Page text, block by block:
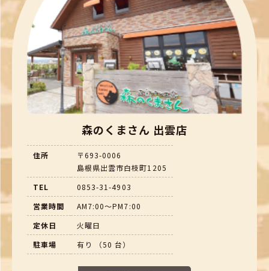
森のくまさん 出雲店
住所
〒693-0006
島根県出雲市白枝町1205
TEL
0853-31-4903
営業時間
AM7:00～PM7:00
定休日
火曜日
駐車場
有り （50 台）